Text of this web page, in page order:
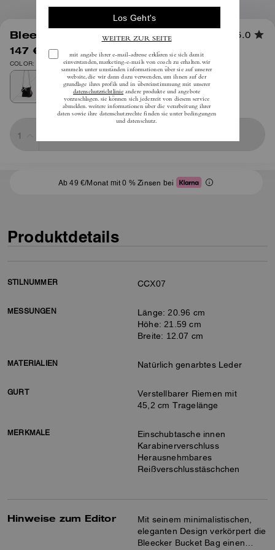
Bleecker Bucket Bag 21 5.0
147 € 295 €
COLOR: Messing/Schwarz
Ab 49 €/Monat mit 0 % Zinsen bei
Produktdetails
STILNUMMER CCX07
MESSUNGEN
Länge: 20.96 cm
Höhe: 21.59 cm
Breite: 12.07 cm
MATERIALIEN Natürlich genarbtes Leder
GURT
Verstellbarer Riemen mit
45,2 cm Tragelänge
MERKMALE
Einschubtasche innen
Karabinerverschluss
Herausnehmbares
Reißverschlusstäschchen
Hinweise zum Editor
Mit seinem minimalistischen,
eleganten Design verkörpert die
Bleecker Bucket Bag einen